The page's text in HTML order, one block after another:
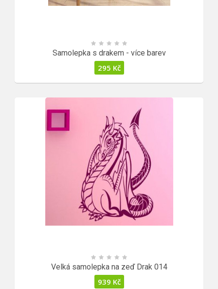
Samolepka s drakem - více barev
295 Kč
Velká samolepka na zeď Drak 014
939 Kč